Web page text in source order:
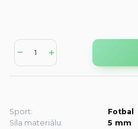
Sport:
Fotbal
Síla materiálu:
5 mm